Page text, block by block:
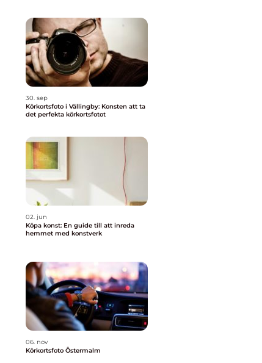
30. sep
Körkortsfoto i Vällingby: Konsten att ta
det perfekta körkortsfotot
02. jun
Köpa konst: En guide till att inreda
hemmet med konstverk
06. nov
Körkortsfoto Östermalm